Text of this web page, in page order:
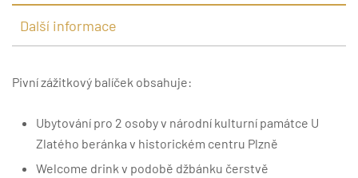
Další informace
Pivní zážitkový balíček obsahuje:
Ubytování pro 2 osoby v národní kulturní památce U
Zlatého beránka v historickém centru Plzně
Welcome drink v podobě džbánku čerstvě